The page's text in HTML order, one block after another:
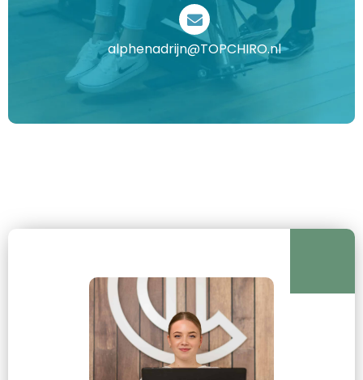
alphenadrijn@TOPCHIRO.nl